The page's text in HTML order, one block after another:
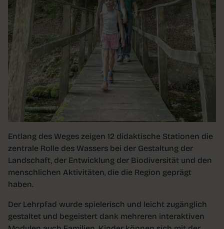
Entlang des Weges zeigen 12 didaktische Stationen die
zentrale Rolle des Wassers bei der Gestaltung der
Landschaft, der Entwicklung der Biodiversität und den
menschlichen Aktivitäten, die die Region geprägt
haben.
Der Lehrpfad wurde spielerisch und leicht zugänglich
gestaltet und begeistert dank mehreren interaktiven